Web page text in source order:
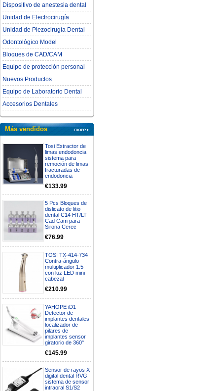
Dispositivo de anestesia dental
Unidad de Electrocirugía
Unidad de Piezocirugía Dental
Odontológico Model
Bloques de CAD/CAM
Equipo de protección personal
Nuevos Productos
Equipo de Laboratorio Dental
Accesorios Dentales
Más vendidos
Tosi Extractor de
limas endodoncia
sistema para
remoción de limas
fracturadas de
endodoncia
€133.99
5 Pcs Bloques de
dislicato de litio
dental C14 HT/LT
Cad Cam para
Sirona Cerec
€76.99
TOSI TX-414-734
Contra-ángulo
multiplicador 1:5
con luz LED mini
cabezal
€210.99
YAHOPE iD1
Detector de
implantes dentales
localizador de
pilares de
implantes sensor
giratorio de 360°
€145.99
Sensor de rayos X
digital dental RVG
sistema de sensor
intraoral S1/S2